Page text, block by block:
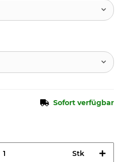
Sofort verfügbar
Stk